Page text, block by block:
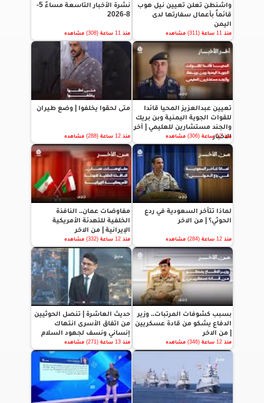
واشنطن تعلن تعيين نيل هوب
قائماً بأعمال سفارتها لدى
اليمن
منذ 11 ساعة (311) مشاهده
نشرة الأخبار التاسعة مساءً 5-
8-2026
منذ 11 ساعة (308) مشاهده
تعيين عبدالعزيز المحيا قائدا
للقوات الجوية اليمنية وبن بريك
والجند مستشارين للعليمي | آخر
الاخبار
منذ 12 ساعة (306) مشاهده
متى لحقوا يخلفوا | وضع طيران
منذ 12 ساعة (288) مشاهده
لماذا تتأخر السعودية في ردع
الحوثي؟ | من الاخر
منذ 12 ساعة (284) مشاهده
مفاوضات عمان.. النافذة
الخلفية للتهدئة الأمريكية
الإيرانية | من الاخر
منذ 12 ساعة (332) مشاهده
بسبب كشوفات المرتبات.. وزير
الدفاع يشكو من قادة عسكريين
| من الاخر
منذ 12 ساعة (346) مشاهده
حديث العاشرة | تنصل الحوثيين
من اتفاق الأسرى انتهاك
إنساني ونسف لجهود السلام
منذ 13 ساعة (271) مشاهده